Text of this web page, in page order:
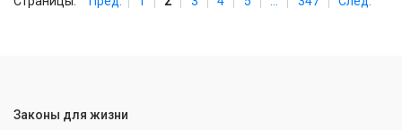
Законы для жизни